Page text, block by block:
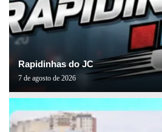
Rapidinhas do JC
7 de agosto de 2026